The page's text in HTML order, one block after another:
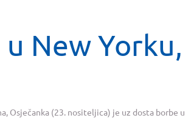
New Yorku,
Osječanka (23. nositeljica) je uz dosta borbe u